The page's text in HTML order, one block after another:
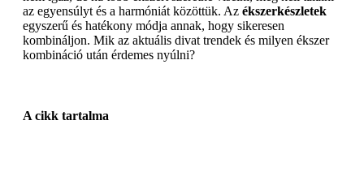
az egyensúlyt és a harmóniát közöttük. Az ékszerkészletek
egyszerű és hatékony módja annak, hogy sikeresen
kombináljon. Mik az aktuális divat trendek és milyen ékszer
kombináció után érdemes nyúlni?
A cikk tartalma